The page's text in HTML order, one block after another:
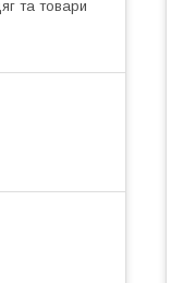
та товари